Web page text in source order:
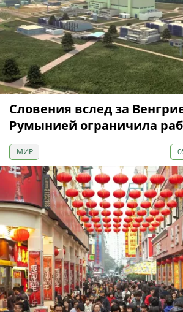
Словения вслед за
Румынией ограничила
МИР